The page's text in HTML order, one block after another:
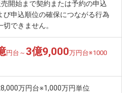
開始まで契約または予約の申込
び申込順位の確保につながる行為
切できません。
円台～ 3億9,000万円台※1000
万円台※1,000万円単位